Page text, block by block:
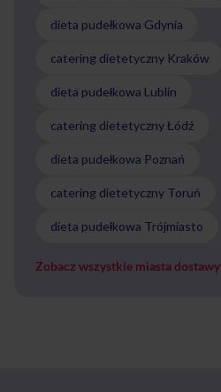
dieta pudełkowa Gdynia
catering dietetyczny Kraków
dieta pudełkowa Lublin
catering dietetyczny Łódź
dieta pudełkowa Poznań
catering dietetyczny Toruń
dieta pudełkowa Trójmiasto
Zobacz wszystkie miasta dostawy